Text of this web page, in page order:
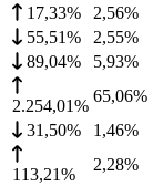
17,33% 2,56%
55,51% 2,55%
89,04% 5,93%
2.254,01%
65,06%
31,50% 1,46%
113,21%
2,28%